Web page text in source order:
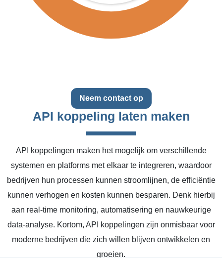
Neem contact op
API koppeling laten maken
API koppelingen maken het mogelijk om verschillende
systemen en platforms met elkaar te integreren, waardoor
bedrijven hun processen kunnen stroomlijnen, de efficiëntie
kunnen verhogen en kosten kunnen besparen. Denk hierbij
aan real-time monitoring, automatisering en nauwkeurige
data-analyse. Kortom, API koppelingen zijn onmisbaar voor
moderne bedrijven die zich willen blijven ontwikkelen en
groeien.